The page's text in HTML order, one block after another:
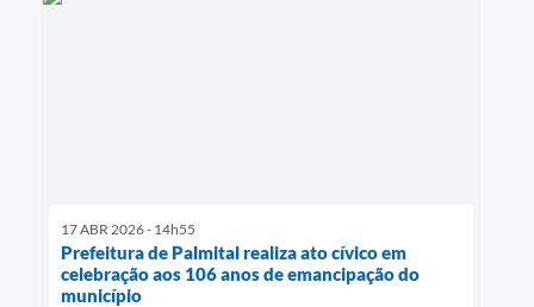
17 ABR 2026 - 14h55
Prefeitura de Palmital realiza ato cívico em
celebração aos 106 anos de emancipação do
município